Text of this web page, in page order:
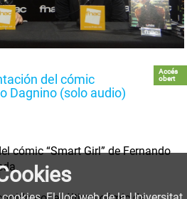
del cómic
Dagnino (solo audio)
Accés
obert
cómic “Smart Girl” de Fernando